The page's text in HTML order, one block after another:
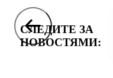
СЛЕДИТЕ ЗА
НОВОСТЯМИ: